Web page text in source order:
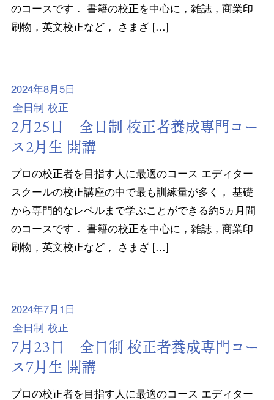
のコースです． 書籍の校正を中心に，雑誌，商業印
刷物，英文校正など， さまざ […]
2024年8月5日
全日制 校正
2月25日 全日制 校正者養成専門コー
ス2月生 開講
プロの校正者を目指す人に最適のコース エディター
スクールの校正講座の中で最も訓練量が多く， 基礎
から専門的なレベルまで学ぶことができる約5ヵ月間
のコースです． 書籍の校正を中心に，雑誌，商業印
刷物，英文校正など， さまざ […]
2024年7月1日
全日制 校正
7月23日 全日制 校正者養成専門コー
ス7月生 開講
プロの校正者を目指す人に最適のコース エディター